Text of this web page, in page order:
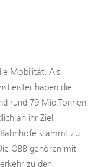
Mobilität. Als
haben die
rund 79 Mio.Tonnen
an ihr Ziel
stammt zu
ÖBB gehören mit
zu den